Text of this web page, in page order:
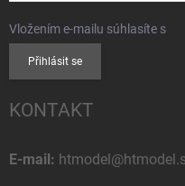
Vložením e-mailu súhlasíte s
Přihlásit se
KONTAKT
E-mail: